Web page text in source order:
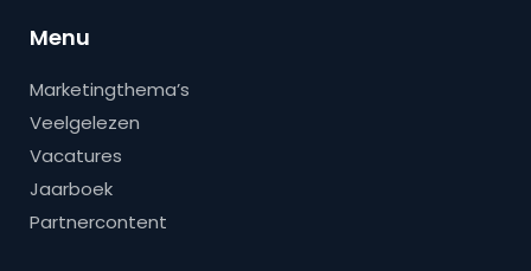
Menu
Marketingthema’s
Veelgelezen
Vacatures
Jaarboek
Partnercontent